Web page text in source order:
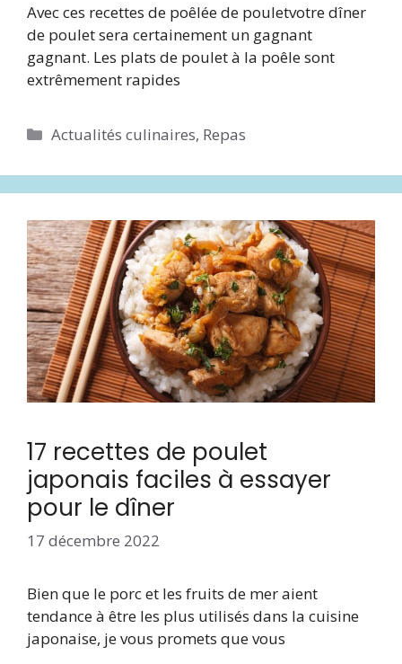
Avec ces recettes de poêlée de pouletvotre dîner
de poulet sera certainement un gagnant
gagnant. Les plats de poulet à la poêle sont
extrêmement rapides
Catégories
Actualités culinaires, Repas
17 recettes de poulet
japonais faciles à essayer
pour le dîner
17 décembre 2022
Bien que le porc et les fruits de mer aient
tendance à être les plus utilisés dans la cuisine
japonaise, je vous promets que vous